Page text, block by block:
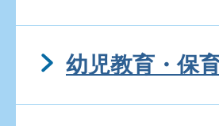
幼児教育・保